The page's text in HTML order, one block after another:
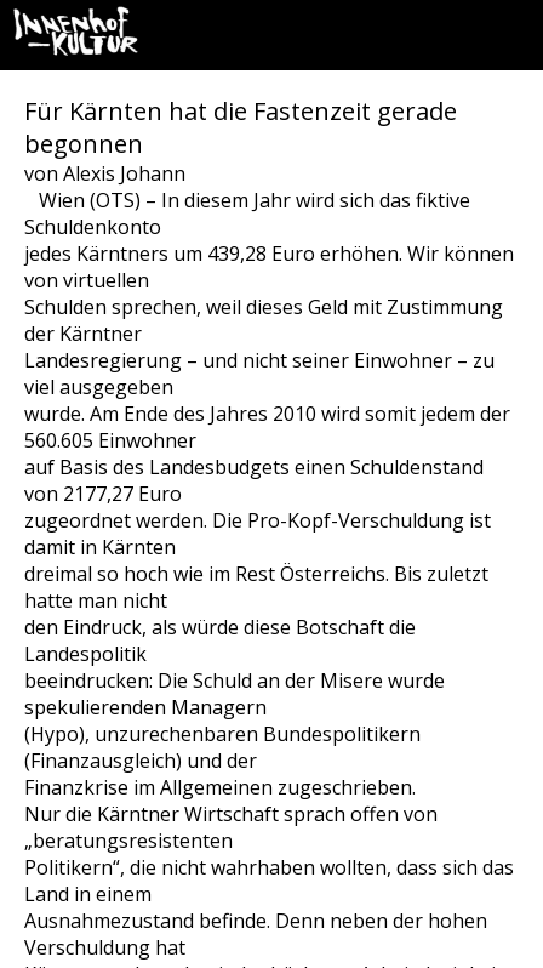
Für Kärnten hat die Fastenzeit gerade
begonnen
von Alexis Johann
Wien (OTS) – In diesem Jahr wird sich das fiktive
Schuldenkonto
jedes Kärntners um 439,28 Euro erhöhen. Wir können
von virtuellen
Schulden sprechen, weil dieses Geld mit Zustimmung
der Kärntner
Landesregierung – und nicht seiner Einwohner – zu
viel ausgegeben
wurde. Am Ende des Jahres 2010 wird somit jedem der
560.605 Einwohner
auf Basis des Landesbudgets einen Schuldenstand
von 2177,27 Euro
zugeordnet werden. Die Pro-Kopf-Verschuldung ist
damit in Kärnten
dreimal so hoch wie im Rest Österreichs. Bis zuletzt
hatte man nicht
den Eindruck, als würde diese Botschaft die
Landespolitik
beeindrucken: Die Schuld an der Misere wurde
spekulierenden Managern
(Hypo), unzurechenbaren Bundespolitikern
(Finanzausgleich) und der
Finanzkrise im Allgemeinen zugeschrieben.
Nur die Kärntner Wirtschaft sprach offen von
„beratungsresistenten
Politikern“, die nicht wahrhaben wollten, dass sich das
Land in einem
Ausnahmezustand befinde. Denn neben der hohen
Verschuldung hat